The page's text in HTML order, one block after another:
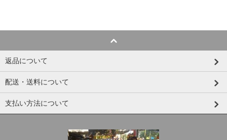
返品について
配送・送料について
支払い方法について